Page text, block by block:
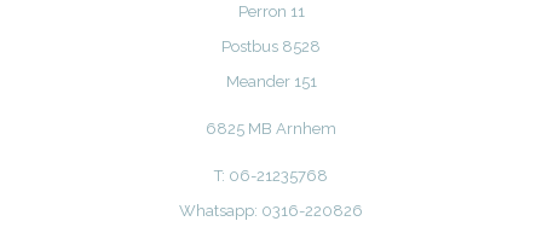
Perron 11
Postbus 8528
Meander 151
6825 MB Arnhem
T: 06-21235768
Whatsapp: 0316-220826